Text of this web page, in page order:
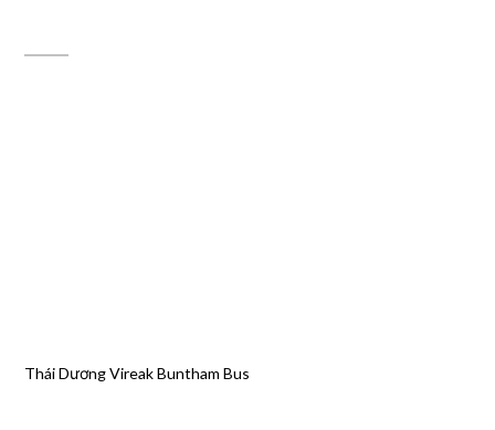
Thái Dương Vireak Buntham Bus